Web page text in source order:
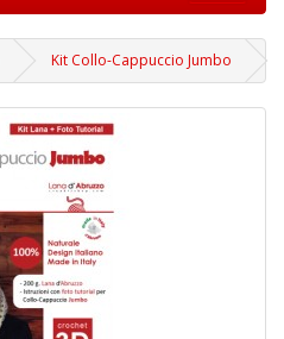
Kit Collo-Cappuccio Jumbo